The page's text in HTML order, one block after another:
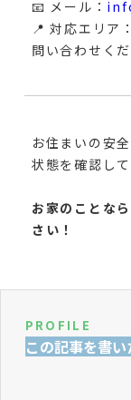
📧 メール：
📍 対応エリア
問い合わせくだ
お住まいの安
状態を確認し
お家のことな
さい！
PROFILE
この記事を書